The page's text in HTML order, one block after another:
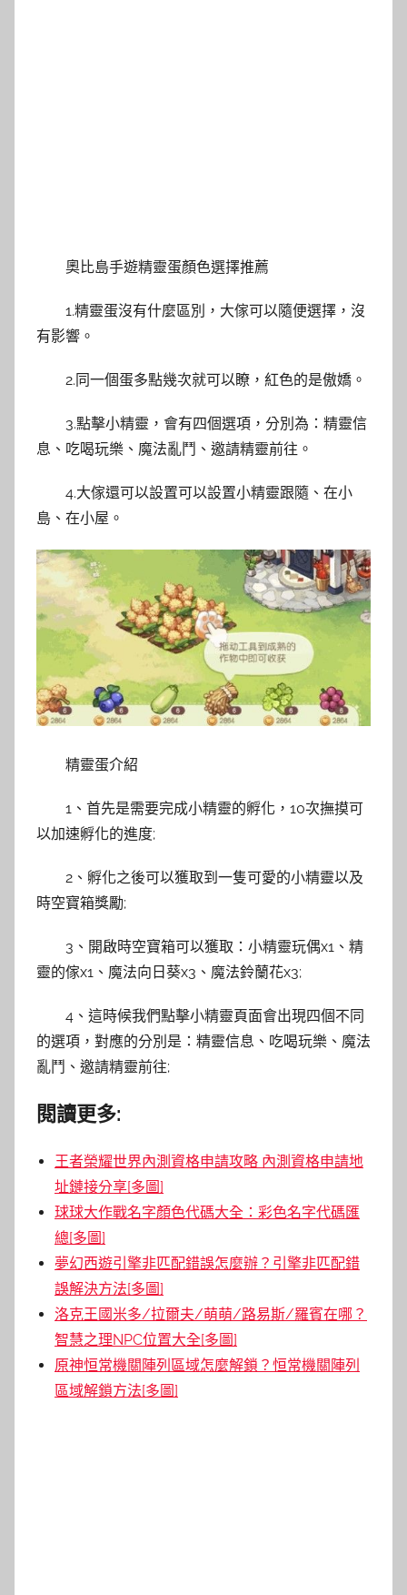
奧比島手遊精靈蛋顏色選擇推薦
1.精靈蛋沒有什麼區別，大傢可以隨便選擇，沒
有影響。
2.同一個蛋多點幾次就可以瞭，紅色的是傲嬌。
3.點擊小精靈，會有四個選項，分別為：精靈信
息、吃喝玩樂、魔法亂鬥、邀請精靈前往。
4.大傢還可以設置可以設置小精靈跟隨、在小
島、在小屋。
精靈蛋介紹
1、首先是需要完成小精靈的孵化，10次撫摸可
以加速孵化的進度;
2、孵化之後可以獲取到一隻可愛的小精靈以及
時空寶箱獎勵;
3、開啟時空寶箱可以獲取：小精靈玩偶x1、精
靈的傢x1、魔法向日葵x3、魔法鈴蘭花x3;
4、這時候我們點擊小精靈頁面會出現四個不同
的選項，對應的分別是：精靈信息、吃喝玩樂、魔法
亂鬥、邀請精靈前往;
閱讀更多:
王者榮耀世界內測資格申請攻略 內測資格申請地
址鏈接分享[多圖]
球球大作戰名字顏色代碼大全：彩色名字代碼匯
總[多圖]
夢幻西遊引擎非匹配錯誤怎麼辦？引擎非匹配錯
誤解決方法[多圖]
洛克王國米多/拉爾夫/萌萌/路易斯/羅賓在哪？
智慧之理NPC位置大全[多圖]
原神恒常機關陣列區域怎麼解鎖？恒常機關陣列
區域解鎖方法[多圖]